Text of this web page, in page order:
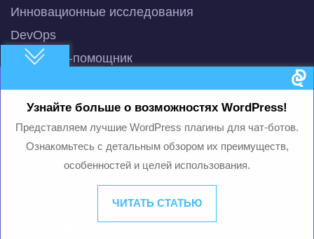
Узнайте больше о возможностях WordPress!
Представляем лучшие WordPress плагины для чат-ботов.
Ознакомьтесь с детальным обзором их преимуществ,
особенностей и целей использования.
ЧИТАТЬ СТАТЬЮ
Инновационные исследования
DevOps
QuData AI-помощник
Распознавание речи
Чат-бот для опросов в социальных сетях